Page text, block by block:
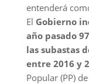
entenderá
El Gobierno
año pasado
las subastas
entre 2016 y
Popular (PP)